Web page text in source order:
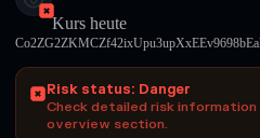
Kurs heute
Risk status: Danger
Check detailed risk
overview section.